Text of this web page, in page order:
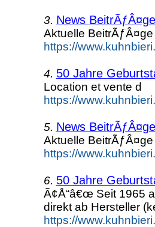
3. News
Aktuelle
https://
4. 50 Jahre
Location et vente d
https://
5. News
Aktuelle
https://
6. 50 Jahre
Ã¢Å“â€œ Seit 1965
direkt ab Hersteller
https://